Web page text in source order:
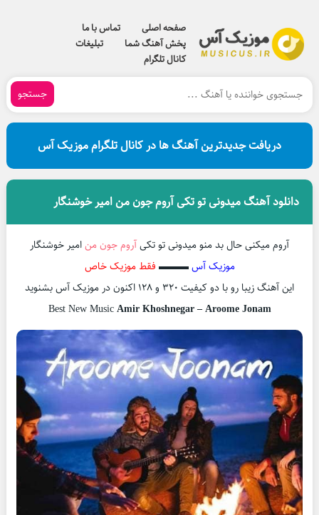
صفحه اصلی
تماس با ما
پخش آهنگ شما
تبلیغات
کانال تلگرام
جستجو
دریافت جدیدترین آهنگ ها در کانال تلگرام موزیک آس
دانلود آهنگ میدونی تو تکی آروم جون من امیر خوشنگار
آروم میکنی حال بد منو میدونی تو تکیآروم جون منامیر خوشنگار
موزیک آس▬▬▬ فقط موزیک خاص
این آهنگ زیبا رو با دو کیفیت ۳۲۰ و ۱۲۸ اکنون در موزیک آس بشنوید
Best New MusicAmir Khoshnegar – Aroome Jonam